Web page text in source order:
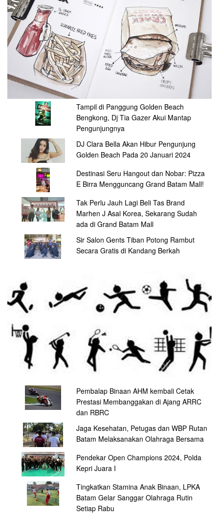
Tampil di Panggung Golden Beach
Bengkong, Dj Tia Gazer Akui Mantap
Pengunjungnya
DJ Clara Bella Akan Hibur Pengunjung
Golden Beach Pada 20 Januari 2024
Destinasi Seru Hangout dan Nobar: Pizza
E Birra Mengguncang Grand Batam Mall!
Tak Perlu Jauh Lagi Beli Tas Brand
Marhen J Asal Korea, Sekarang Sudah
ada di Grand Batam Mall
Sir Salon Gents Tiban Potong Rambut
Secara Gratis di Kandang Berkah
Pembalap Binaan AHM kembali Cetak
Prestasi Membanggakan di Ajang ARRC
dan RBRC
Jaga Kesehatan, Petugas dan WBP Rutan
Batam Melaksanakan Olahraga Bersama
Pendekar Open Champions 2024, Polda
Kepri Juara I
Tingkatkan Stamina Anak Binaan, LPKA
Batam Gelar Sanggar Olahraga Rutin
Setiap Rabu